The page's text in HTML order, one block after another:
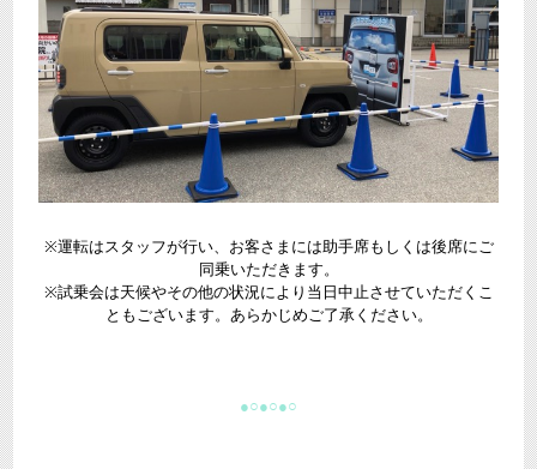
※運転はスタッフが行い、お客さまには助手席もしくは後席にご
同乗いただきます。
※試乗会は天候やその他の状況により当日中止させていただくこ
ともございます。あらかじめご了承ください。
●○●○●○